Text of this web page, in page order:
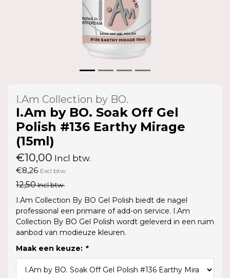
I.Am Collection by BO.
I.Am by BO. Soak Off Gel
Polish #136 Earthy Mirage
(15ml)
€10,00 Incl btw.
€8,26 Excl btw.
12,50Incl btw.
I.Am Collection By BO Gel Polish biedt de nagel
professional een primaire of add-on service. I.Am
Collection By BO Gel Polish wordt geleverd in een ruim
aanbod van modieuze kleuren.
Maak een keuze: *